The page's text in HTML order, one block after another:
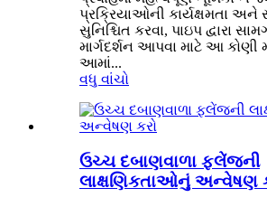
પ્રક્રિયાઓની કાર્યક્ષમતા અને
સુનિશ્ચિત કરવા, પાઇપ દ્વારા
માર્ગદર્શન આપવા માટે આ કોણી
આમાં...
વધુ વાંચો
ઉચ્ચ દબાણવાળા ફ્લેંજની
લાક્ષણિકતાઓનું અન્વેષણ